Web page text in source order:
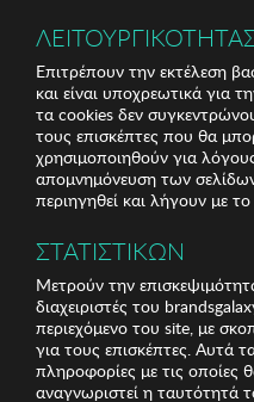
Για
211
(Δευτέρα έως Παρασκευή
Επιτρέπουν την εκτέλεση
και είναι υποχρεωτικά για
τα cookies δεν
τους επισκέπτες που θα
χρησιμοποιηθούν για
απομνημόνευση των
περιηγηθεί και λήγουν με
ΣΤΑΤΙΣΤΙΚΩΝ
Μετρούν την
διαχειριστές του
περιεχόμενο του site, με
για τους επισκέπτες. Αυτά
πληροφορίες με τις οποίες
αναγνωριστεί η ταυτότητά